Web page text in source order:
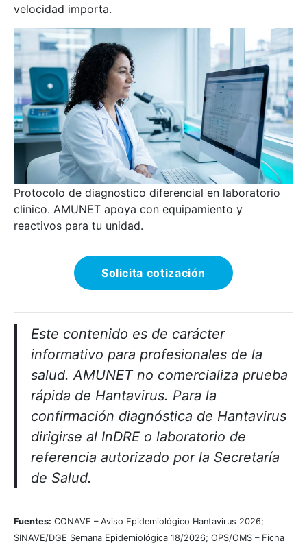
velocidad importa.
Protocolo de diagnostico diferencial en laboratorio
clinico. AMUNET apoya con equipamiento y
reactivos para tu unidad.
Solicita cotización
Este contenido es de carácter
informativo para profesionales de la
salud. AMUNET no comercializa prueba
rápida de Hantavirus. Para la
confirmación diagnóstica de Hantavirus
dirigirse al InDRE o laboratorio de
referencia autorizado por la Secretaría
de Salud.
Fuentes: CONAVE – Aviso Epidemiológico Hantavirus 2026;
SINAVE/DGE Semana Epidemiológica 18/2026; OPS/OMS – Ficha